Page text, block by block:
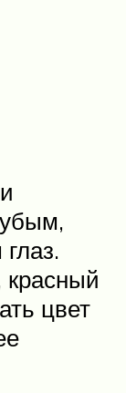
цвет